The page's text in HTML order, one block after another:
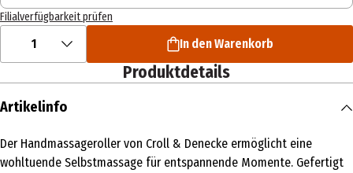
Filialverfügbarkeit prüfen
1 In den Warenkorb
Produktdetails
Artikelinfo
Der Handmassageroller von Croll & Denecke ermöglicht eine
wohltuende Selbstmassage für entspannende Momente. Gefertigt